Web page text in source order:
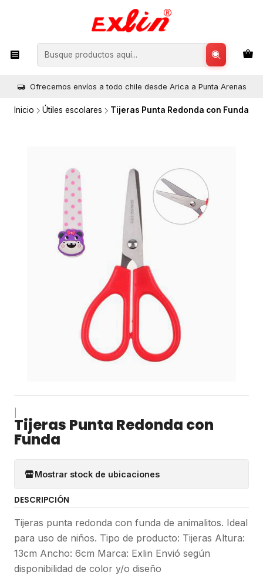
Ofrecemos envíos a todo chile desde Arica a Punta Arenas
Inicio Útiles escolares Tijeras Punta Redonda con Funda
Tijeras Punta Redonda con
Funda
Mostrar stock de ubicaciones
DESCRIPCIÓN
Tijeras punta redonda con funda de animalitos. Ideal
para uso de niños. Tipo de producto: Tijeras Altura:
13cm Ancho: 6cm Marca: Exlin Envió según
disponibilidad de color y/o diseño